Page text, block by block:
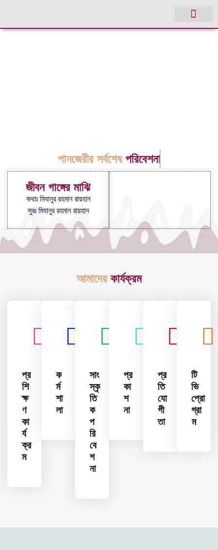
পানজেরীর সর্বশেষ পরিবেশনা
জীবন গাঙ্গের মাঝি
কথাঃ মিযানুর রহমান রায়হান
সুরঃ মিযানুর রহমান রায়হান
আমাদের কার্যক্রম
প্র
শি
ক্ষ
ণ
কা
র্য
ক্র
ম
ক
র্ম
শা
লা
সাং
স্কৃ
তি
ক
প
রি
বে
শ
না
প্র
কা
শ
না
প্র
তি
যো
গী
তা
টি
ভি
প্রো
গ্রা
ম